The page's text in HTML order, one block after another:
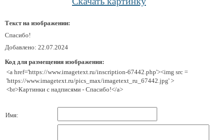
Текст на изображении:
Спасибо!
Добавлено: 22.07.2024
Код для размещения изображения:
<a href='https://www.imagetext.ru/inscription-67442.php'><img src =
'https://www.imagetext.ru/pics_max/imagetext_ru_67442.jpg' >
<br>Картинки с надписями - Спасибо!</a>
Имя: